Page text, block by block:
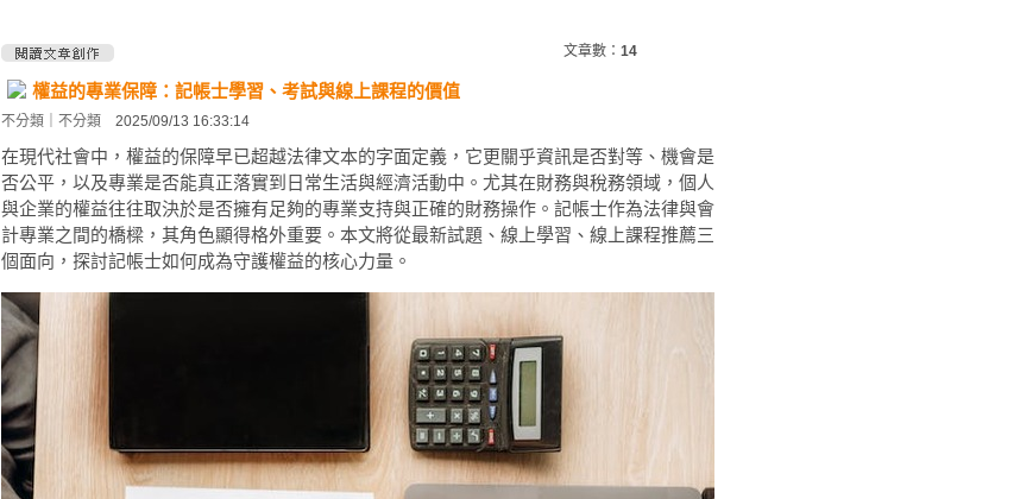
文章數： 14
權益的專業保障：記帳士學習、考試與線上課程的價值
不分類 不分類 2025/09/13 16:33:14
在現代社會中，權益的保障早已超越法律文本的字面定義，它更關乎資訊是否對等、機會是
否公平，以及專業是否能真正落實到日常生活與經濟活動中。尤其在財務與稅務領域，個人
與企業的權益往往取決於是否擁有足夠的專業支持與正確的財務操作。記帳士作為法律與會
計專業之間的橋樑，其角色顯得格外重要。本文將從最新試題、線上學習、線上課程推薦三
個面向，探討記帳士如何成為守護權益的核心力量。